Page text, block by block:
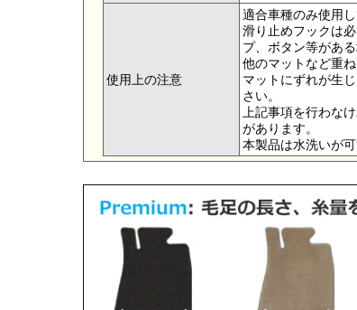
使用上の注意
適合車種のみ使用し
滑り止めフックは
プ、ボタン等があ
他のマットなど重
マットにずれが生
さい。
上記事項を行わな
があります。
本製品は水洗いが